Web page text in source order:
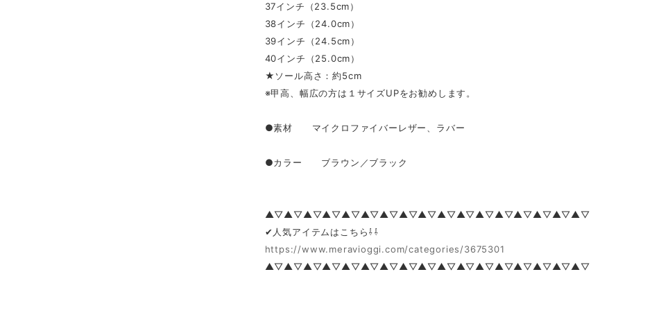
37インチ（23.5cm）
38インチ（24.0cm）
39インチ（24.5cm）
40インチ（25.0cm）
★ソール高さ：約5cm
※甲高、幅広の方は１サイズUPをお勧めします。
●素材 マイクロファイバーレザー、ラバー
●カラー ブラウン／ブラック
▲▽▲▽▲▽▲▽▲▽▲▽▲▽▲▽▲▽▲▽▲▽▲▽▲▽▲▽▲▽▲▽▲▽
✔人気アイテムはこちら⇩⇩
https://www.meravioggi.com/categories/3675301
▲▽▲▽▲▽▲▽▲▽▲▽▲▽▲▽▲▽▲▽▲▽▲▽▲▽▲▽▲▽▲▽▲▽